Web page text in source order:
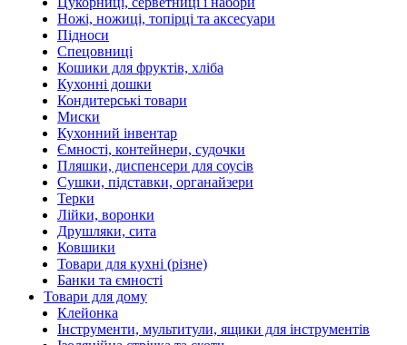
Ножі, ножиці, топірці та аксесуари
Підноси
Спецовниці
Кошики для фруктів, хліба
Кухонні дошки
Кондитерські товари
Миски
Кухонний інвентар
Ємності, контейнери, судочки
Пляшки, диспенсери для соусів
Сушки, підставки, органайзери
Терки
Лійки, воронки
Друшляки, сита
Ковшики
Товари для кухні (різне)
Банки та ємності
Товари для дому
Клейонка
Інструменти, мультитули, ящики для інструментів